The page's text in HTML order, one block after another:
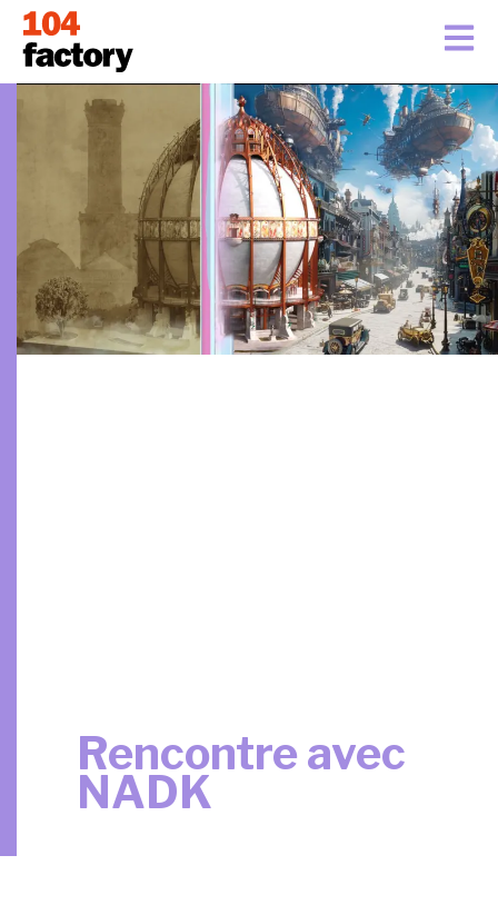
Rencontre avec
NADK